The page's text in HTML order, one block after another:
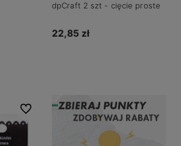
dpCraft 2 szt - cięcie proste
22,85 zł
Do ulubionych